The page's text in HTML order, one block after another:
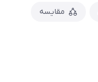
مقایسه